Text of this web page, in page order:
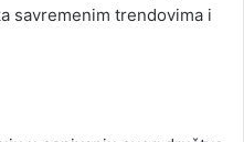
savremenim trendovima i